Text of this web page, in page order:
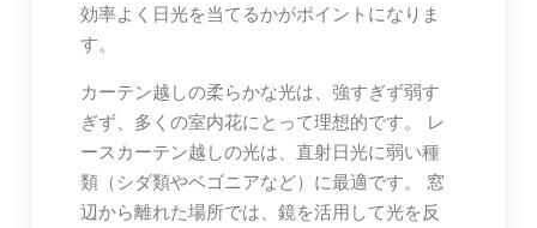
効率よく日光を当てるかがポイントになりま
す。
カーテン越しの柔らかな光は、強すぎず弱す
ぎず、多くの室内花にとって理想的です。 レ
ースカーテン越しの光は、直射日光に弱い種
類（シダ類やベゴニアなど）に最適です。 窓
辺から離れた場所では、鏡を活用して光を反